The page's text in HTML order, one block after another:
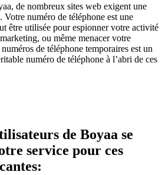
de nombreux sites web exigent une
numéro de téléphone est une
être utilisée pour espionner votre activité
ou même menacer votre
de téléphone temporaires est un
numéro de téléphone à l’abri de ces
de Boyaa se
service pour ces